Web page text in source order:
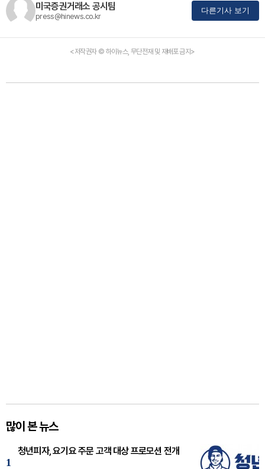
미국증권거래소 공시팀
press@hinews.co.kr
다른기사 보기
<저작권자 © 하이뉴스, 무단전재 및 재배포 금지>
많이 본 뉴스
1
청년피자, 요기요 주문 고객 대상 프로모션 전개